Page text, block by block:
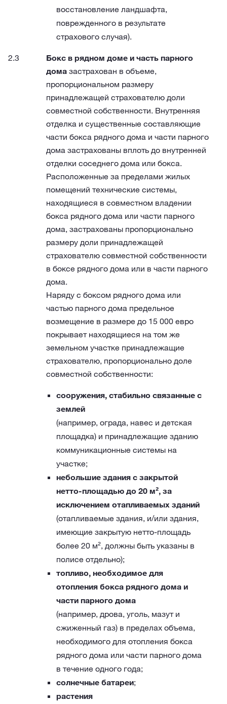
восстановление ландшафта,
поврежденного в результате
страхового случая).
Бокс в рядном доме и часть парного
дома застрахован в объеме,
пропорциональном размеру
принадлежащей страхователю доли
совместной собственности. Внутренняя
отделка и существенные составляющие
части бокса рядного дома и части парного
дома застрахованы вплоть до внутренней
отделки соседнего дома или бокса.
Расположенные за пределами жилых
помещений технические системы,
находящиеся в совместном владении
бокса рядного дома или части парного
дома, застрахованы пропорционально
размеру доли принадлежащей
страхователю совместной собственности
в боксе рядного дома или в части парного
дома.
Наряду с боксом рядного дома или
частью парного дома предельное
возмещение в размере до 15 000 евро
покрывает находящиеся на том же
земельном участке принадлежащие
страхователю, пропорционально доле
совместной собственности:
сооружения, стабильно связанные с
землей
(например, ограда, навес и детская
площадка) и принадлежащие зданию
коммуникационные системы на
участке;
небольшие здания с закрытой
нетто-площадью до 20 м², за
исключением отапливаемых зданий
(отапливаемые здания, и/или здания,
имеющие закрытую нетто-площадь
более 20 м², должны быть указаны в
полисе отдельно);
топливо, необходимое для
отопления бокса рядного дома и
части парного дома
(например, дрова, уголь, мазут и
сжиженный газ) в пределах объема,
необходимого для отопления бокса
рядного дома или части парного дома
в течение одного года;
солнечные батареи;
растения